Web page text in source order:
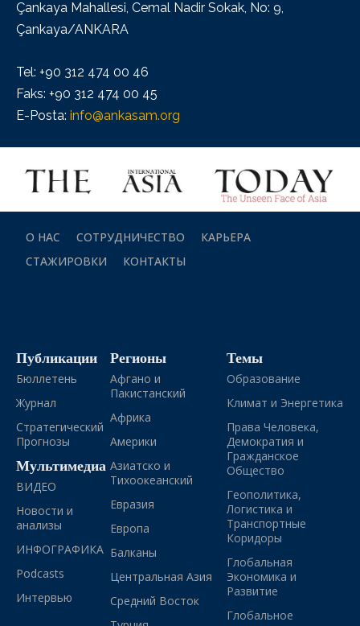
Çankaya Mahallesi, Cemal Nadir Sokak, No: 9,
Çankaya/ANKARA
Tel: +90 312 474 00 46
Faks: +90 312 474 00 45
E-Posta: info@ankasam.org
О НАС СОТРУДНИЧЕСТВО
КАРЬЕРА
СТАЖИРОВКИ
КОНТАКТЫ
Публикации
Бюллетень
Журнал
Стратегический
Прогнозы
Мультимедиа
ВИДЕО
Новости и
анализы
ИНФОГРАФИКА
Podcasts
Интервью
Регионы
Афгано и
Пакистанский
Африка
Америки
Азиатско и
Тихоокеанский
Евразия
Европа
Балканы
Центральная Азия
Средний Восток
Темы
Образование
Климат и Энергетика
Права Человека,
Демократия и
Гражданское
Общество
Геополитика,
Логистика и
Транспортные
Коридоры
Глобальная
Экономика и
Развитие
Глобальное